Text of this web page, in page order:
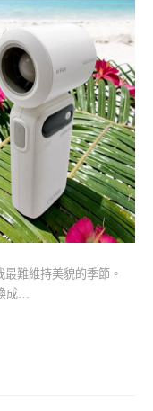
難維持美貌的季節。
成…